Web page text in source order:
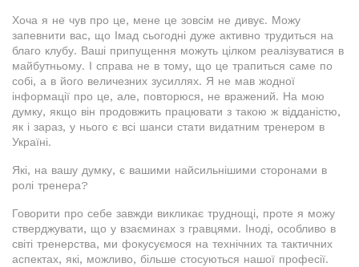
Хоча я не чув про це, мене це зовсім не дивує. Можу
запевнити вас, що Імад сьогодні дуже активно трудиться на
благо клубу. Ваші припущення можуть цілком реалізуватися в
майбутньому. І справа не в тому, що це трапиться саме по
собі, а в його величезних зусиллях. Я не мав жодної
інформації про це, але, повторюся, не вражений. На мою
думку, якщо він продовжить працювати з такою ж відданістю,
як і зараз, у нього є всі шанси стати видатним тренером в
Україні.
Які, на вашу думку, є вашими найсильнішими сторонами в
ролі тренера?
Говорити про себе завжди викликає труднощі, проте я можу
стверджувати, що у взаєминах з гравцями. Іноді, особливо в
світі тренерства, ми фокусуємося на технічних та тактичних
аспектах, які, можливо, більше стосуються нашої професії.